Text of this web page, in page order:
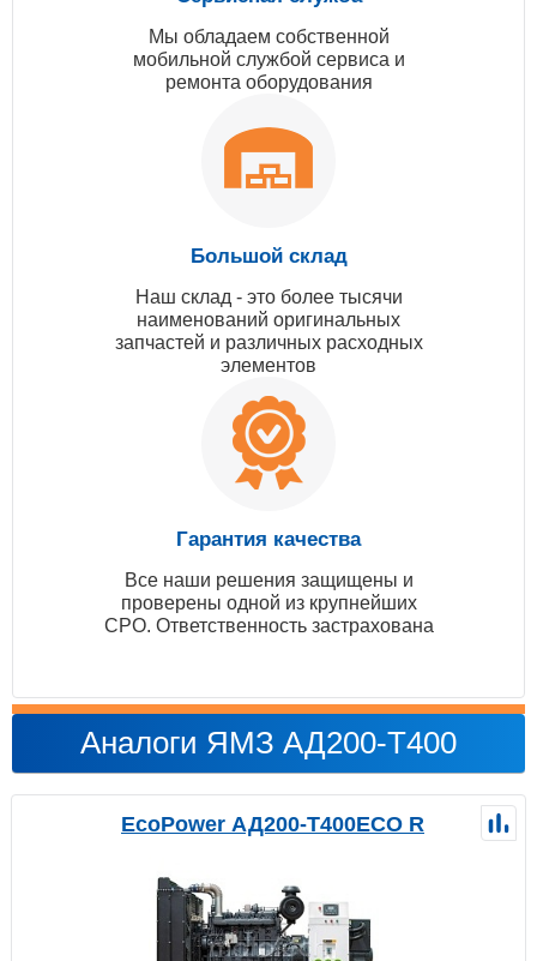
Мы обладаем собственной
мобильной службой сервиса и
ремонта оборудования
Большой склад
Наш склад - это более тысячи
наименований оригинальных
запчастей и различных расходных
элементов
Гарантия качества
Все наши решения защищены и
проверены одной из крупнейших
СРО. Ответственность застрахована
Аналоги ЯМЗ АД200-T400
EcoPower АД200-T400ECO R